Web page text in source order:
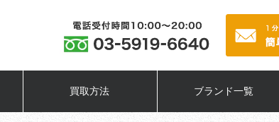
買取方法 ブランド一覧